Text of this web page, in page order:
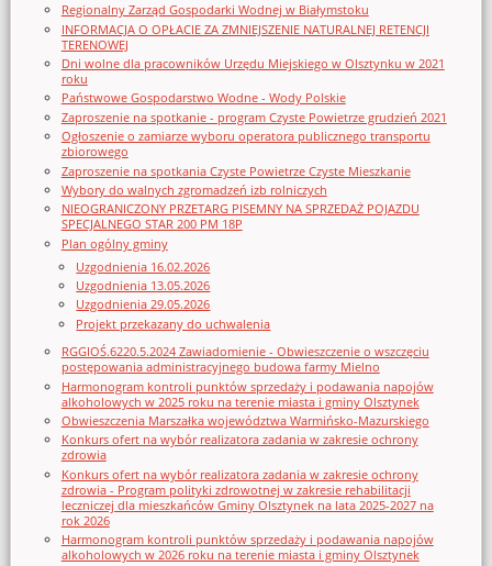
Regionalny Zarząd Gospodarki Wodnej w Białymstoku
INFORMACJA O OPŁACIE ZA ZMNIEJSZENIE NATURALNEJ RETENCJI
TERENOWEJ
Dni wolne dla pracowników Urzędu Miejskiego w Olsztynku w 2021
roku
Państwowe Gospodarstwo Wodne - Wody Polskie
Zaproszenie na spotkanie - program Czyste Powietrze grudzień 2021
Ogłoszenie o zamiarze wyboru operatora publicznego transportu
zbiorowego
Zaproszenie na spotkania Czyste Powietrze Czyste Mieszkanie
Wybory do walnych zgromadzeń izb rolniczych
NIEOGRANICZONY PRZETARG PISEMNY NA SPRZEDAŻ POJAZDU
SPECJALNEGO STAR 200 PM 18P
Plan ogólny gminy
Uzgodnienia 16.02.2026
Uzgodnienia 13.05.2026
Uzgodnienia 29.05.2026
Projekt przekazany do uchwalenia
RGGIOŚ.6220.5.2024 Zawiadomienie - Obwieszczenie o wszczęciu
postępowania administracyjnego budowa farmy Mielno
Harmonogram kontroli punktów sprzedaży i podawania napojów
alkoholowych w 2025 roku na terenie miasta i gminy Olsztynek
Obwieszczenia Marszałka województwa Warmińsko-Mazurskiego
Konkurs ofert na wybór realizatora zadania w zakresie ochrony
zdrowia
Konkurs ofert na wybór realizatora zadania w zakresie ochrony
zdrowia - Program polityki zdrowotnej w zakresie rehabilitacji
leczniczej dla mieszkańców Gminy Olsztynek na lata 2025-2027 na
rok 2026
Harmonogram kontroli punktów sprzedaży i podawania napojów
alkoholowych w 2026 roku na terenie miasta i gminy Olsztynek